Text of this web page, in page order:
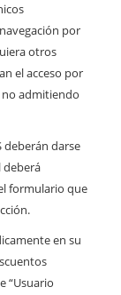
por
otros
el acceso por
no admitiendo
deberán darse
deberá
formulario que
en su
“Usuario